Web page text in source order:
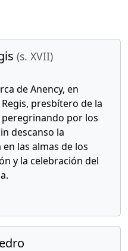
(s. XVII)
de Anency, en
presbítero de la
peregrinando por los
descanso la
las almas de los
y la celebración del